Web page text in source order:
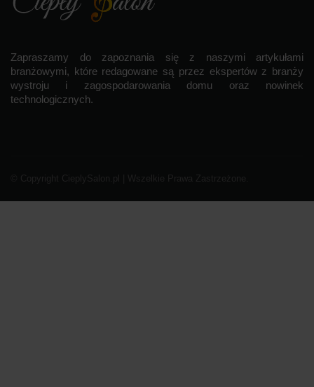
Zapraszamy do zapoznania się z naszymi artykułami
branżowymi, które redagowane są przez ekspertów z branży
wystroju i zagospodarowania domu oraz nowinek
technologicznych.
© Copyright CieplySalon.pl | Wszelkie Prawa Zastrzeżone.